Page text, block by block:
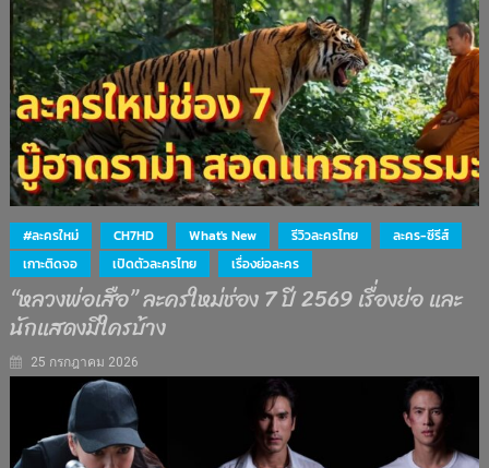
#ละครใหม่ CH7HD What's New รีวิวละครไทย
ละคร-ซีรีส์
เกาะติดจอ
เปิดตัวละครไทย เรื่องย่อละคร
“หลวงพ่อเสือ” ละครใหม่ช่อง 7 ปี 2569 เรื่องย่อ และ
นักแสดงมีใครบ้าง
25 กรกฎาคม 2026